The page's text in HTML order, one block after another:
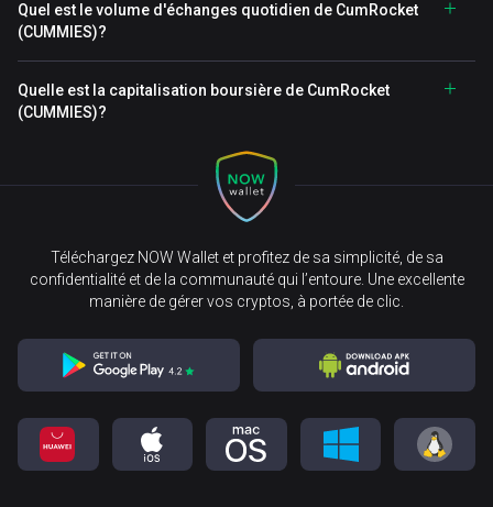
Quel est le volume d'échanges quotidien de CumRocket
(CUMMIES)?
Quelle est la capitalisation boursière de CumRocket
(CUMMIES)?
Téléchargez NOW Wallet et profitez de sa simplicité, de sa
confidentialité et de la communauté qui l’entoure. Une excellente
manière de gérer vos cryptos, à portée de clic.